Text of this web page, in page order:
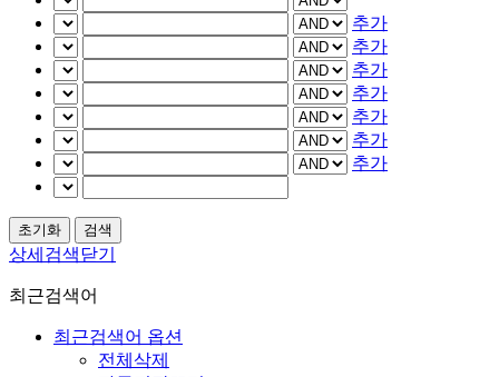
추가
추가
추가
추가
추가
추가
추가
상세검색닫기
최근검색어
최근검색어 옵션
전체삭제